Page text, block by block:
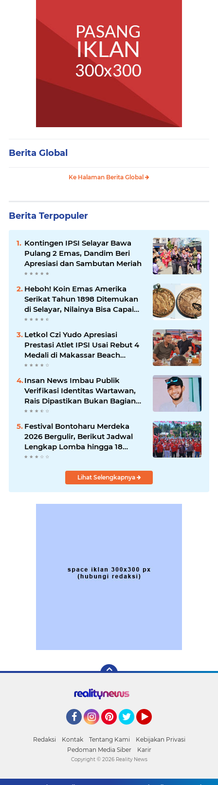
Berita Global
Ke Halaman Berita Global
Berita Terpopuler
Kontingen IPSI Selayar Bawa
Pulang 2 Emas, Dandim Beri
Apresiasi dan Sambutan Meriah
Heboh! Koin Emas Amerika
Serikat Tahun 1898 Ditemukan
di Selayar, Nilainya Bisa Capai
Rp873 Juta
Letkol Czi Yudo Apresiasi
Prestasi Atlet IPSI Usai Rebut 4
Medali di Makassar Beach
Championship
Insan News Imbau Publik
Verifikasi Identitas Wartawan,
Rais Dipastikan Bukan Bagian
Redaksi
Festival Bontoharu Merdeka
2026 Bergulir, Berikut Jadwal
Lengkap Lomba hingga 18
Agustus
Lihat Selengkapnya
Redaksi Kontak Tentang Kami
Kebijakan Privasi
Pedoman Media Siber
Karir
Copyright © 2026 Reality News